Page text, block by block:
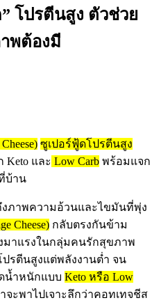
โปรตีนสูง ตัวช่วย
พต้องมี
ซูเปอร์ฟู้ดโปรตีนสูง
และ Low Carb พร้อมแจก
บ้าน
ภาพความอ้วนและไขมันที่พุ่ง
Cheese) กลับตรงกันข้าม
มาแรงในกลุ่มคนรักสุขภาพ
รตีนสูงแต่พลังงานต่ำ จน
น้ำหนักแบบ Keto หรือ Low
จะพาไปเจาะลึกว่าคอทเทจชีส